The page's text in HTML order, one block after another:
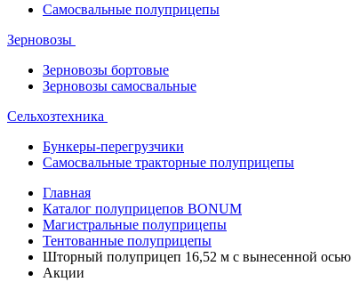
Самосвальные полуприцепы
Зерновозы
Зерновозы бортовые
Зерновозы самосвальные
Сельхозтехника
Бункеры-перегрузчики
Самосвальные тракторные полуприцепы
Главная
Каталог полуприцепов BONUM
Магистральные полуприцепы
Тентованные полуприцепы
Шторный полуприцеп 16,52 м с вынесенной осью
Акции